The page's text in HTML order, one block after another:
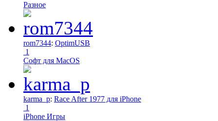
Разное
rom7344: OptimUSB
1
Софт для MacOS
karma_p: Race After 1977 для iPhone
1
iPhone Игры